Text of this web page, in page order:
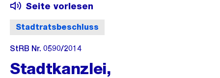
Stadtratsbeschluss
Seite vorlesen
StRB Nr. 0590/2014
Stadtkanzlei,